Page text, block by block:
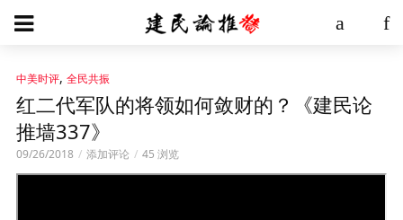
中美时评, 全民共振
红二代军队的将领如何敛财的？《建民论
推墙337》
09/26/2018 添加评论 45 浏览